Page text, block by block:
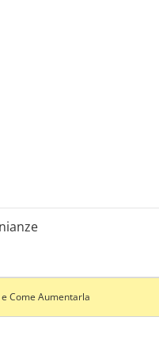
e Come Aumentarla